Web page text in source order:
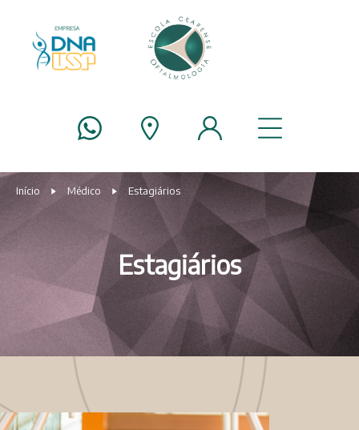
Início Médico Estagiários
Estagiários